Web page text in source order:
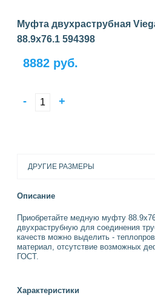
Муфта двухраструбная
88.9х76.1 594398
8882 руб.
- +
ДРУГИЕ РАЗМЕРЫ
Описание
Приобретайте медную муфту
двухраструбную для соединения
качеств можно выделить -
материал, отсутствие возможных
ГОСТ.
Характеристики